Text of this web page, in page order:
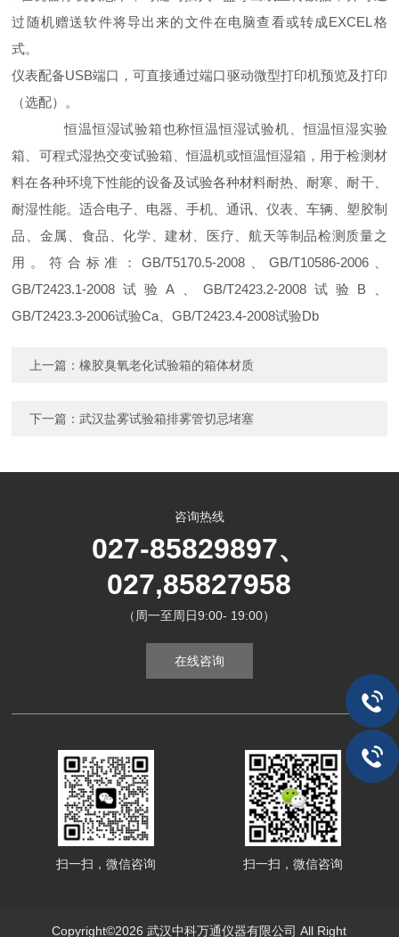
过随机赠送软件将导出来的文件在电脑查看或转成EXCEL格
式。
仪表配备USB端口，可直接通过端口驱动微型打印机预览及打印
（选配）。
恒温恒湿试验箱也称恒温恒湿试验机、恒温恒湿实验
箱、可程式湿热交变试验箱、恒温机或恒温恒湿箱，用于检测材
料在各种环境下性能的设备及试验各种材料耐热、耐寒、耐干、
耐湿性能。适合电子、电器、手机、通讯、仪表、车辆、塑胶制
品、金属、食品、化学、建材、医疗、航天等制品检测质量之
用。符合标准：GB/T5170.5-2008、GB/T10586-2006、
GB/T2423.1-2008试验A、GB/T2423.2-2008试验B、
GB/T2423.3-2006试验Ca、GB/T2423.4-2008试验Db
上一篇：橡胶臭氧老化试验箱的箱体材质
下一篇：武汉盐雾试验箱排雾管切忌堵塞
咨询热线
027-85829897、
027,85827958
（周一至周日9:00- 19:00）
在线咨询
扫一扫，微信咨询 扫一扫，微信咨询
Copyright©2026 武汉中科万通仪器有限公司 All Right